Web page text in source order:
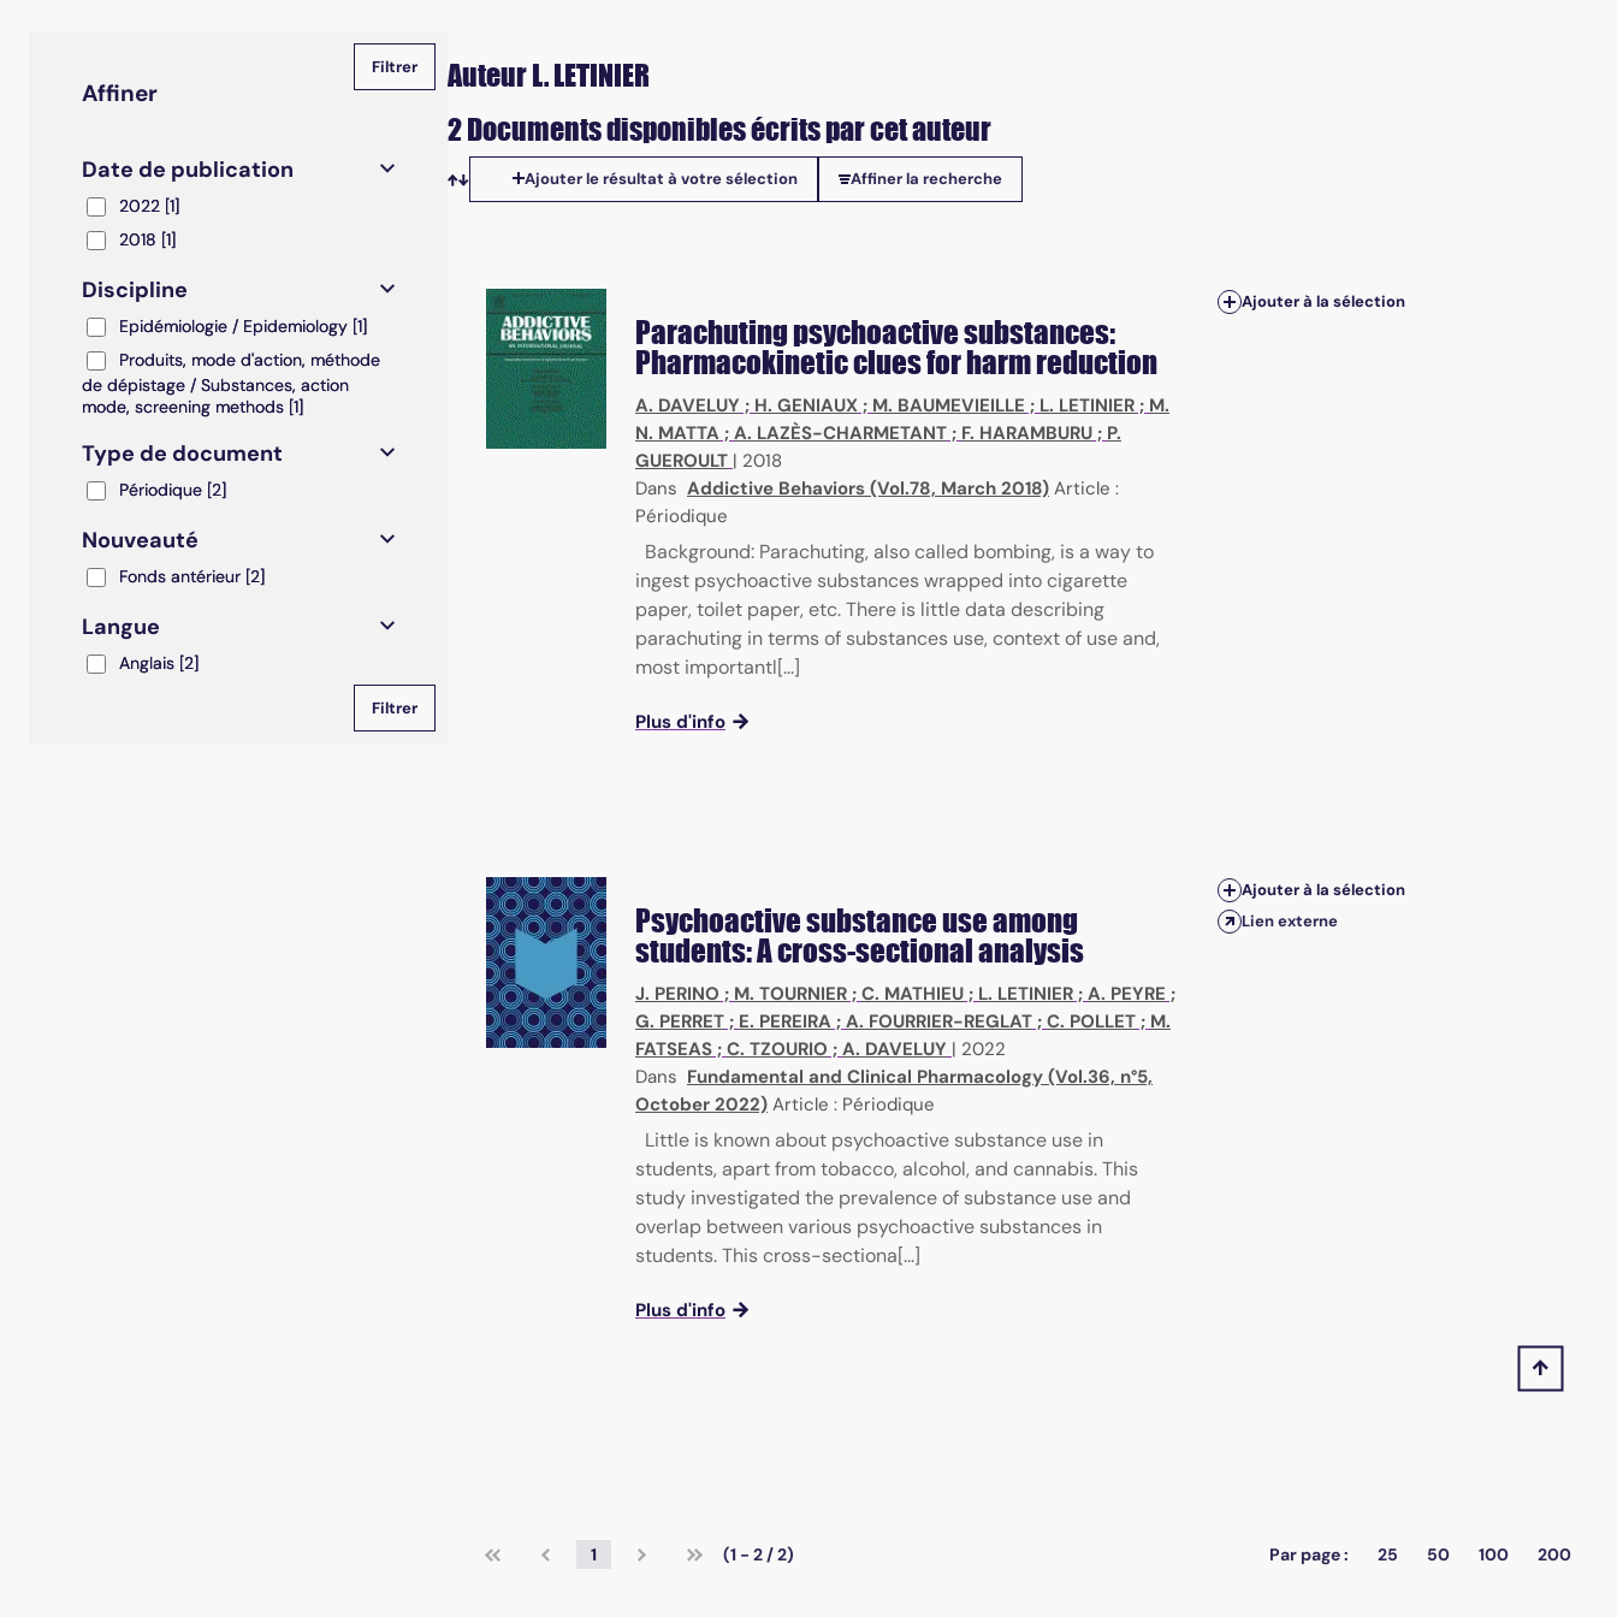
Affiner
Date de publication
20222022 [1]
20182018 [1]
Discipline
Epidémiologie / Epidemiology
Epidémiologie / Epidemiology [1]
Produits, mode d'action, méthode de dépistage / Substances, action mode, screening methods
Produits, mode d'action, méthode
de dépistage / Substances, action
mode, screening methods [1]
Type de document
Périodique
Périodique [2]
Nouveauté
Fonds antérieur
Fonds antérieur [2]
Langue
AnglaisAnglais [2]
Auteur L. LETINIER
2 Documents disponibles écrits par cet auteur
Tris disponibles
Ajouter le résultat à votre sélection Affiner la recherche
Parachuting psychoactive substances:
Pharmacokinetic clues for harm reduction
A. DAVELUY ; H. GENIAUX ; M. BAUMEVIEILLE ; L. LETINIER ; M.
N. MATTA ; A. LAZÈS-CHARMETANT ; F. HARAMBURU ; P.
GUEROULT | 2018
Dans Addictive Behaviors (Vol.78, March 2018) Article :
Périodique
Background: Parachuting, also called bombing, is a way to
ingest psychoactive substances wrapped into cigarette
paper, toilet paper, etc. There is little data describing
parachuting in terms of substances use, context of use and,
most importantl[...]
Plus d'info
Ajouter à la sélection
Psychoactive substance use among
students: A cross-sectional analysis
J. PERINO ; M. TOURNIER ; C. MATHIEU ; L. LETINIER ; A. PEYRE ;
G. PERRET ; E. PEREIRA ; A. FOURRIER-REGLAT ; C. POLLET ; M.
FATSEAS ; C. TZOURIO ; A. DAVELUY | 2022
Dans Fundamental and Clinical Pharmacology (Vol.36, n°5,
October 2022) Article : Périodique
Little is known about psychoactive substance use in
students, apart from tobacco, alcohol, and cannabis. This
study investigated the prevalence of substance use and
overlap between various psychoactive substances in
students. This cross-sectiona[...]
Plus d'info
Ajouter à la sélection
Lien externe
1 (1 - 2 / 2) Par page : 25 50 100 200